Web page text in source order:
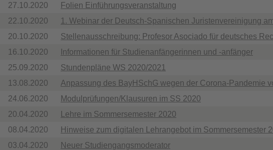
27.10.2020
Folien Einführungsveranstaltung
22.10.2020
1. Webinar der Deutsch-Spanischen Juristenvereinigung
20.10.2020
Stellenausschreibung: Profesor Asociado für deutsches
16.10.2020
Informationen für Studienanfängerinnen und -anfänger
25.09.2020
Stundenpläne WS 2020/2021
13.08.2020
Anpassung des BayHSchG wegen der Corona-Pandemie
24.06.2020
Modulprüfungen/Klausuren im SS 2020
20.04.2020
Lehre im Sommersemester 2020
08.04.2020
Hinweise zum digitalen Lehrangebot im Sommersemester
03.04.2020
Neuer Studiengangsmoderator